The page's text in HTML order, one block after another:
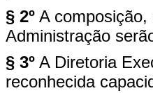
§ 2º A
Administração
§ 3º A Diretoria
reconhecida